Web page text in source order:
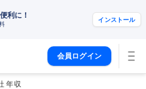
利に！ インストール
会員ログイン
年収